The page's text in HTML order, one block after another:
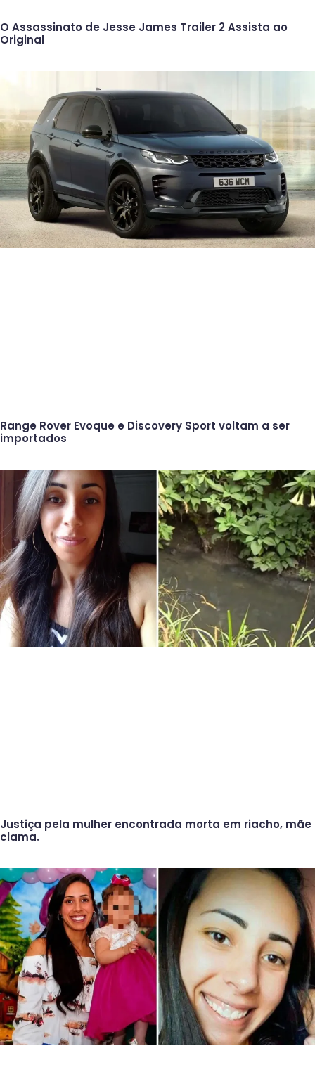
O Assassinato de Jesse James Trailer 2 Assista ao
Original
Range Rover Evoque e Discovery Sport voltam a ser
importados
Justiça pela mulher encontrada morta em riacho, mãe
clama.